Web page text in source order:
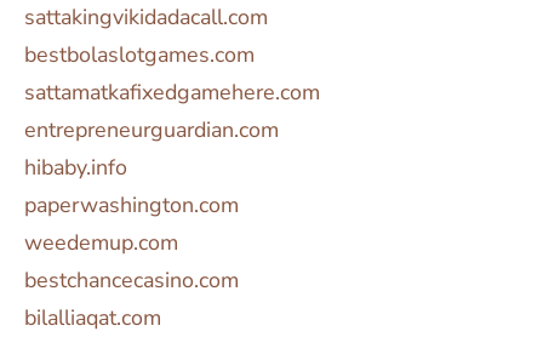
sattakingvikidadacall.com
bestbolaslotgames.com
sattamatkafixedgamehere.com
entrepreneurguardian.com
hibaby.info
paperwashington.com
weedemup.com
bestchancecasino.com
bilalliaqat.com